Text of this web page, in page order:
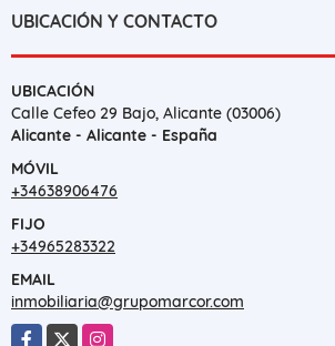
UBICACIÓN Y CONTACTO
UBICACIÓN
Calle Cefeo 29 Bajo, Alicante (03006)
Alicante - Alicante - España
MÓVIL
+34638906476
FIJO
+34965283322
EMAIL
inmobiliaria@grupomarcor.com
Facebook
X Instagram